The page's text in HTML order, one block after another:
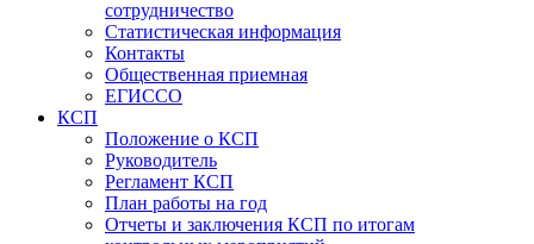
сотрудничество
Статистическая информация
Контакты
Общественная приемная
ЕГИССО
КСП
Положение о КСП
Руководитель
Регламент КСП
План работы на год
Отчеты и заключения КСП по итогам